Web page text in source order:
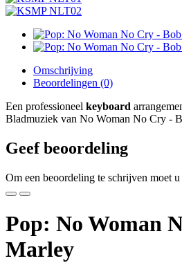
Omschrijving
Beoordelingen (0)
Een professioneel keyboard
Bladmuziek van No Woman No Cry -
Geef beoordeling
Om een beoordeling te schrijven moet u
Pop: No Woman
Marley